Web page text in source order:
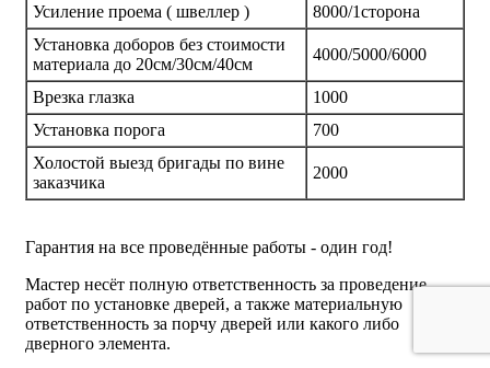
Усиление проема ( швеллер )
8000/1сторона
Установка доборов без стоимости
материала до 20см/30см/40см
4000/5000/6000
Врезка глазка
1000
Установка порога
700
Холостой выезд бригады по вине
заказчика
2000
Гарантия на все проведённые работы - один год!
Мастер несёт полную ответственность за проведение
работ по установке дверей, а также материальную
ответственность за порчу дверей или какого либо
дверного элемента.